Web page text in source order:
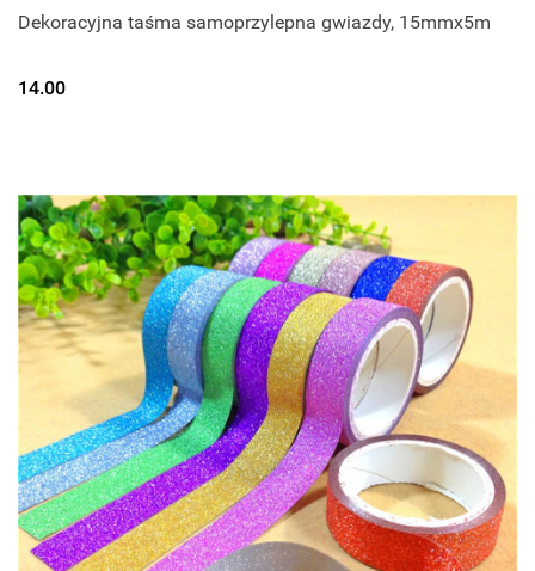
Dekoracyjna taśma samoprzylepna gwiazdy, 15mmx5m
14.00